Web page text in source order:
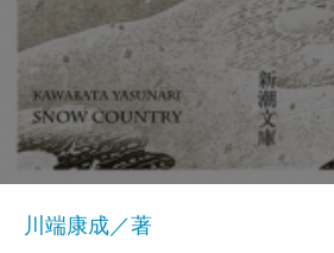
川端康成／著